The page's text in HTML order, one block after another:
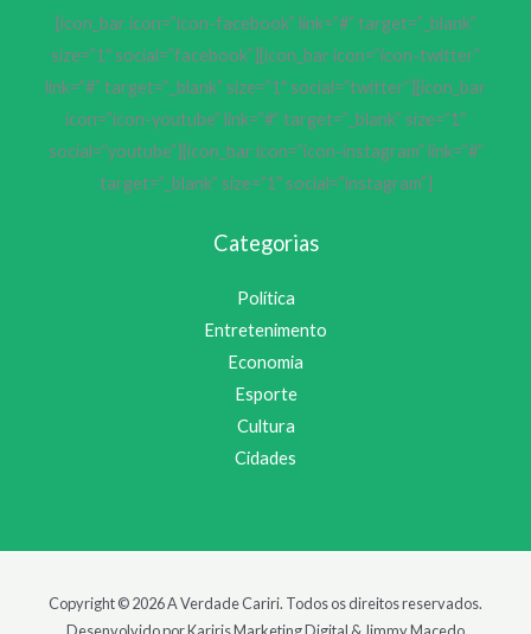
[icon_bar icon=”icon-facebook” link=”#” target=”_blank”
size=”1″ social=”facebook”][icon_bar icon=”icon-twitter”
link=”#” target=”_blank” size=”1″ social=”twitter”][icon_bar
icon=”icon-youtube” link=”#” target=”_blank” size=”1″
social=”youtube”][icon_bar icon=”icon-instagram” link=”#”
target=”_blank” size=”1″ social=”instagram”]
Categorias
Política
Entretenimento
Economia
Esporte
Cultura
Cidades
Copyright © 2026 A Verdade Cariri. Todos os direitos reservados.
Desenvolvido por Kariris Marketing Digital & Jimmy Macedo